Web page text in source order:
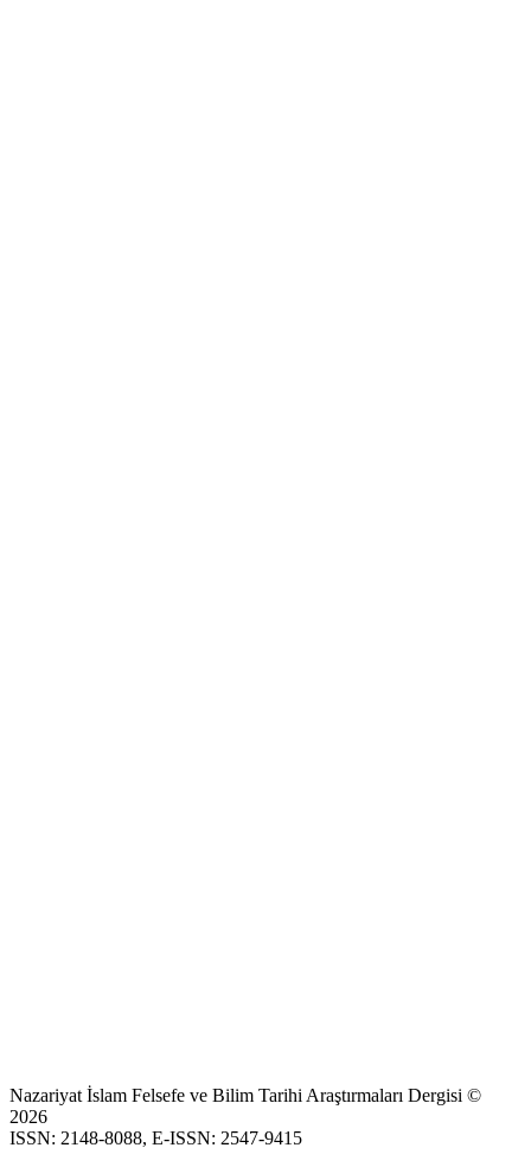
Nazariyat İslam Felsefe ve Bilim Tarihi Araştırmaları Dergisi ©
2026
ISSN: 2148-8088, E-ISSN: 2547-9415